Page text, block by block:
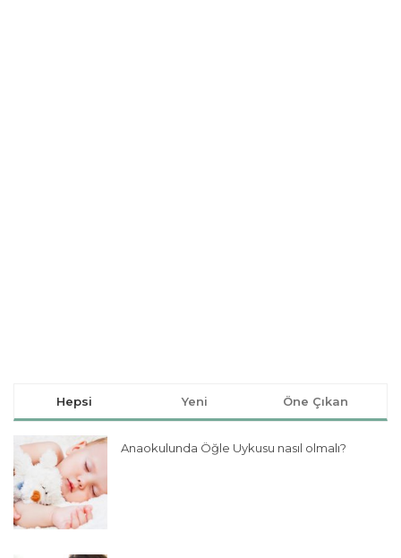
Hepsi Yeni Öne Çıkan
Anaokulunda Öğle Uykusu nasıl olmalı?